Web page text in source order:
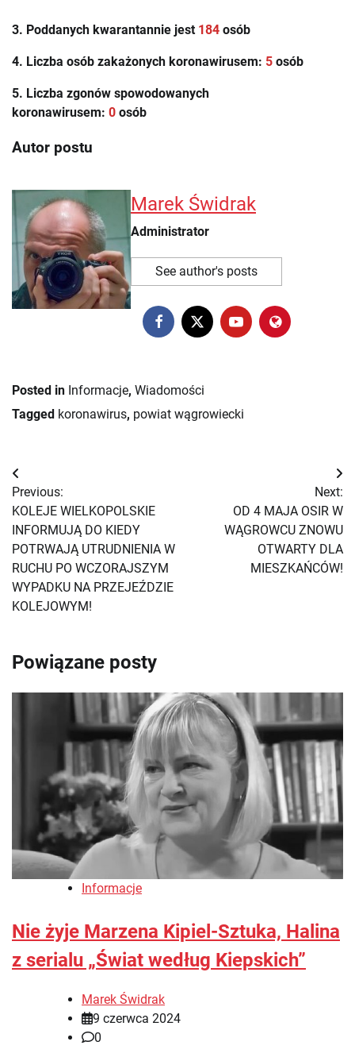
3. Poddanych kwarantannie jest 184 osób
4. Liczba osób zakażonych koronawirusem: 5 osób
5. Liczba zgonów spowodowanych
koronawirusem: 0 osób
Autor postu
Marek Świdrak
Administrator
See author's posts
Posted in Informacje, Wiadomości
Tagged koronawirus, powiat wągrowiecki
Nawigacja
wpisu
Previous:
KOLEJE WIELKOPOLSKIE
INFORMUJĄ DO KIEDY
POTRWAJĄ UTRUDNIENIA W
RUCHU PO WCZORAJSZYM
WYPADKU NA PRZEJEŹDZIE
KOLEJOWYM!
Next:
OD 4 MAJA OSIR W
WĄGROWCU ZNOWU
OTWARTY DLA
MIESZKAŃCÓW!
Powiązane posty
Informacje
Nie żyje Marzena Kipiel-Sztuka, Halina
z serialu „Świat według Kiepskich”
Marek Świdrak
9 czerwca 2024
0